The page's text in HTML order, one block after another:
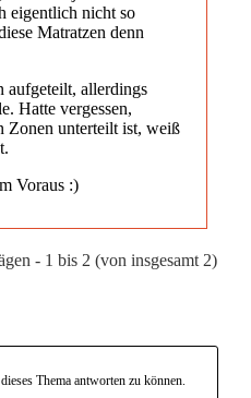
eigentlich nicht so
Matratzen denn
aufgeteilt, allerdings
Hatte vergessen,
Zonen unterteilt ist, weiß
Voraus :)
- 1 bis 2 (von insgesamt 2)
Thema antworten zu können.